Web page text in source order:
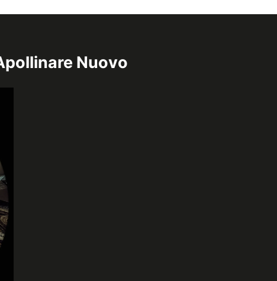
Nuovo